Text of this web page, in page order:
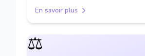
En savoir plus
⚖️